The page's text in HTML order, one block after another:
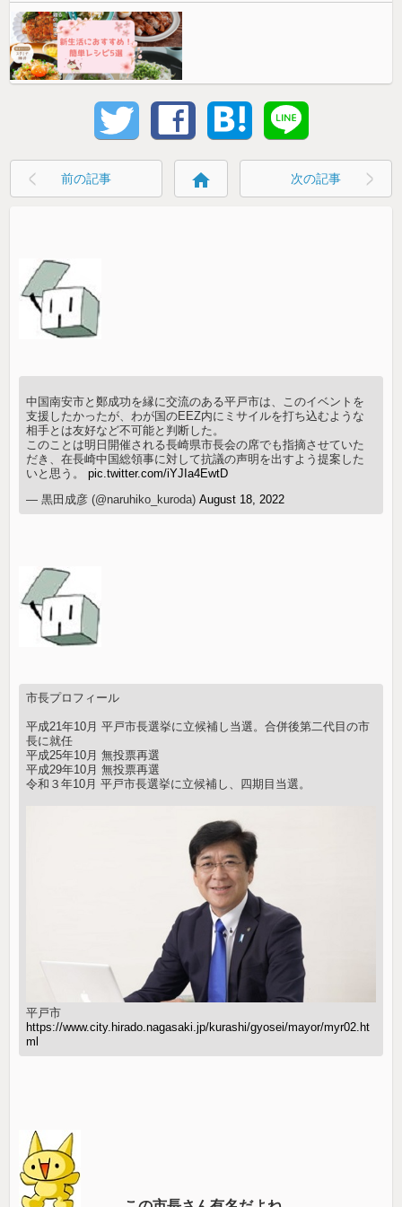
前の記事 home 次の記事
中国南安市と鄭成功を縁に交流のある平戸市は、このイベントを
支援したかったが、わが国のEEZ内にミサイルを打ち込むような
相手とは友好など不可能と判断した。
このことは明日開催される長崎県市長会の席でも指摘させていた
だき、在長崎中国総領事に対して抗議の声明を出すよう提案した
いと思う。pic.twitter.com/iYJIa4EwtD
— 黒田成彦 (@naruhiko_kuroda)August 18, 2022
市長プロフィール
平成21年10月 平戸市長選挙に立候補し当選。合併後第二代目の市
長に就任
平成25年10月 無投票再選
平成29年10月 無投票再選
令和３年10月 平戸市長選挙に立候補し、四期目当選。
平戸市
https://www.city.hirado.nagasaki.jp/kurashi/gyosei/mayor/myr02.ht
ml